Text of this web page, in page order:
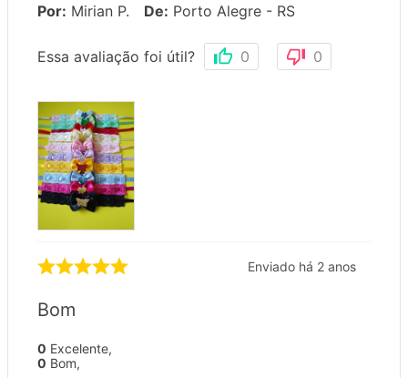
Por: Mirian P. De: Porto Alegre - RS
Essa avaliação foi útil? 0 0
Enviado há 2 anos
Bom
0 Excelente,
0 Bom,